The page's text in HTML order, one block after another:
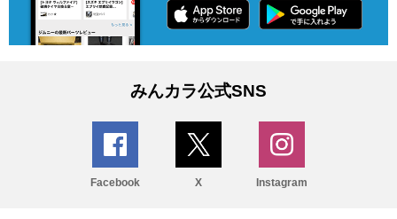
みんカラ公式SNS
Facebook X Instagram